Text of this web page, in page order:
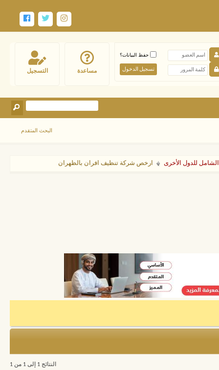
التسجيل مساعدة
حفظ البيانات؟
البحث المتقدم
للدول الأخرى ارخص شركة تنظيف افران بالظهران
النتائج 1 إلى 1 من 1